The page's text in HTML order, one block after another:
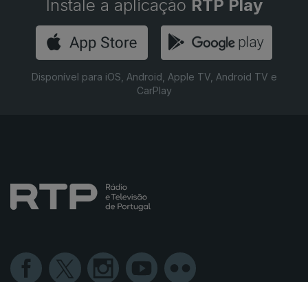
Instale a aplicação RTP Play
Disponível para iOS, Android, Apple TV, Android TV e
CarPlay